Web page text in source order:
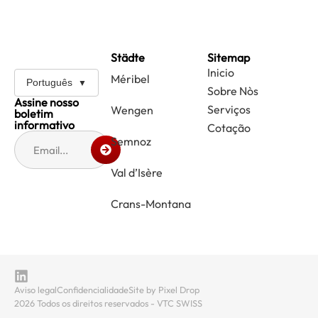
Português
Assine nosso
boletim
informativo
Städte
Méribel
Wengen
Semnoz
Val d’Isère
Crans-Montana
Sitemap
Inicio
Sobre Nòs
Serviços
Cotação
2026 Todos os direitos reservados - VTC SWISS
Aviso legalConfidencialidadeSite by Pixel Drop